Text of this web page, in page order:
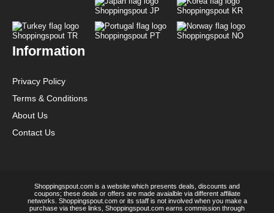
Shoppingspout JP Shoppingspout KR
Shoppingspout TR Shoppingspout PT Shoppingspout NO
Information
Privacy Policy
Terms & Conditions
About Us
Contact Us
Shoppingspout.com is a website which presents deals, discounts and
coupons; these deals or offers are made avaialble via different affiliate
networks. Shoppingspout.com or its staff is not involved when you make a
purchase via these links, Shoppingspout.com earns commission through